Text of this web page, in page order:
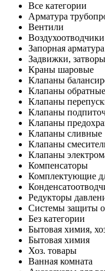
Все категории
Арматура
Вентили
Воздухоотводчики
Запорная арматура
Задвижки, затворы
Краны шаровые
Клапаны
Клапаны обратные
Клапаны
Клапаны
Клапаны
Клапаны сливные
Клапаны
Клапаны
Компенсаторы
Комплектующие
Редукторы
Системы защиты
Без категории
Бытовая химия,
Бытовая химия
Хоз. товары
Ванная комната